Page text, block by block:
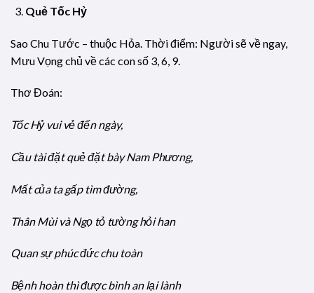
Quẻ Tốc Hỷ
Sao Chu Tước – thuộc Hỏa. Thời điểm: Người sẽ về ngay,
Mưu Vọng chủ về các con số 3, 6, 9.
Thơ Đoán:
Tốc Hỷ vui vẻ đến ngày,
Cầu tài đặt quẻ đặt bày Nam Phương,
Mất của ta gấp tìm đường,
Thân Mùi và Ngọ tỏ tường hỏi han
Quan sự phúc đức chu toàn
Bệnh hoàn thì được bình an lại lành